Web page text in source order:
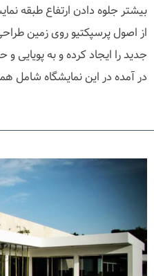
بیشتر جلوه دادن ارتفاع طبقه
از اصول پرسپکتیو روی زمین
جدید را ایجاد کرده و به
در آمده در این نمایشگاه شامل